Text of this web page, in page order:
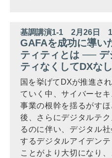
基調講演1-1 2月26日
GAFAを成功に導い
ティティとは ── デ
ティなくしてDXな
国を挙げてDXが推進さ
ていく中、サイバーセ
事業の根幹を揺るがす
後、さらにデジタルテ
るのに伴い、デジタル
するデジタルアイデン
ことがより大切になり